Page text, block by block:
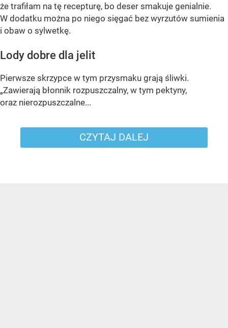
że trafiłam na tę recepturę, bo deser smakuje genialnie.
W dodatku można po niego sięgać bez wyrzutów sumienia
i obaw o sylwetkę.
Lody dobre dla jelit
Pierwsze skrzypce w tym przysmaku grają śliwki.
„Zawierają błonnik rozpuszczalny, w tym pektyny,
oraz nierozpuszczalne...
CZYTAJ DALEJ